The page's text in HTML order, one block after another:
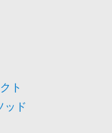
ト
ッド